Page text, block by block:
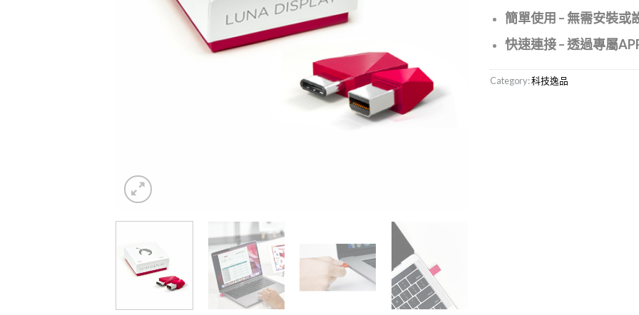
簡單使用 – 無需安裝或
快速連接 – 透過專屬
Category:科技逸品